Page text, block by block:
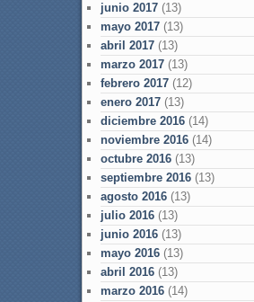
junio 2017(13)
mayo 2017(13)
abril 2017(13)
marzo 2017(13)
febrero 2017(12)
enero 2017(13)
diciembre 2016(14)
noviembre 2016(14)
octubre 2016(13)
septiembre 2016(13)
agosto 2016(13)
julio 2016(13)
junio 2016(13)
mayo 2016(13)
abril 2016(13)
marzo 2016(14)